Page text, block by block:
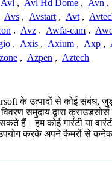
Avl , Avl Hd Dome , Avn ,
Avs , Avstart , Avt ,
, Avz , Awfa-cam ,
, Axis , Axium , Axp ,
, Azpen , Aztech
के उत्पादों से कोई संबंध,
समुदाय द्वारा
हैं। हम कोई गारंटी या
करके अपने कैमरों से